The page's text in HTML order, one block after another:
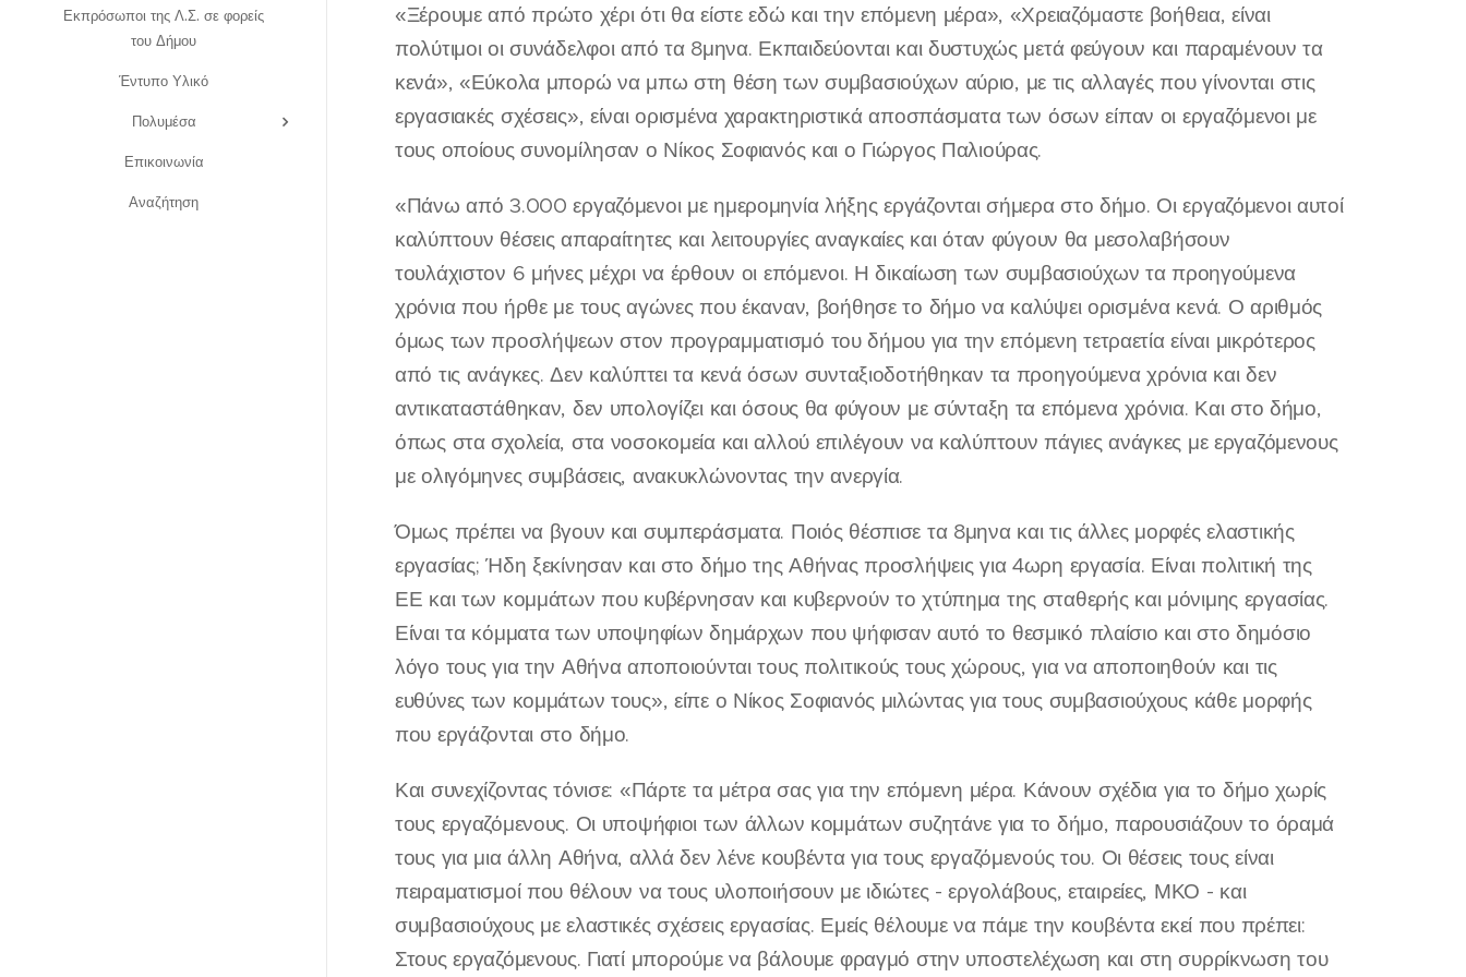
Εκπρόσωποι της Λ.Σ. σε φορείς
του Δήμου
Έντυπο Υλικό
Πολυμέσα
Επικοινωνία
Αναζήτηση
«Ξέρουμε από πρώτο χέρι ότι θα είστε εδώ και την επόμενη μέρα», «Χρειαζόμαστε βοήθεια, είναι
πολύτιμοι οι συνάδελφοι από τα 8μηνα. Εκπαιδεύονται και δυστυχώς μετά φεύγουν και παραμένουν τα
κενά», «Εύκολα μπορώ να μπω στη θέση των συμβασιούχων αύριο, με τις αλλαγές που γίνονται στις
εργασιακές σχέσεις», είναι ορισμένα χαρακτηριστικά αποσπάσματα των όσων είπαν οι εργαζόμενοι με
τους οποίους συνομίλησαν ο Νίκος Σοφιανός και ο Γιώργος Παλιούρας.
«Πάνω από 3.000 εργαζόμενοι με ημερομηνία λήξης εργάζονται σήμερα στο δήμο. Οι εργαζόμενοι αυτοί
καλύπτουν θέσεις απαραίτητες και λειτουργίες αναγκαίες και όταν φύγουν θα μεσολαβήσουν
τουλάχιστον 6 μήνες μέχρι να έρθουν οι επόμενοι. Η δικαίωση των συμβασιούχων τα προηγούμενα
χρόνια που ήρθε με τους αγώνες που έκαναν, βοήθησε το δήμο να καλύψει ορισμένα κενά. Ο αριθμός
όμως των προσλήψεων στον προγραμματισμό του δήμου για την επόμενη τετραετία είναι μικρότερος
από τις ανάγκες. Δεν καλύπτει τα κενά όσων συνταξιοδοτήθηκαν τα προηγούμενα χρόνια και δεν
αντικαταστάθηκαν, δεν υπολογίζει και όσους θα φύγουν με σύνταξη τα επόμενα χρόνια. Και στο δήμο,
όπως στα σχολεία, στα νοσοκομεία και αλλού επιλέγουν να καλύπτουν πάγιες ανάγκες με εργαζόμενους
με ολιγόμηνες συμβάσεις, ανακυκλώνοντας την ανεργία.
Όμως πρέπει να βγουν και συμπεράσματα. Ποιός θέσπισε τα 8μηνα και τις άλλες μορφές ελαστικής
εργασίας; Ήδη ξεκίνησαν και στο δήμο της Αθήνας προσλήψεις για 4ωρη εργασία. Είναι πολιτική της
ΕΕ και των κομμάτων που κυβέρνησαν και κυβερνούν το χτύπημα της σταθερής και μόνιμης εργασίας.
Είναι τα κόμματα των υποψηφίων δημάρχων που ψήφισαν αυτό το θεσμικό πλαίσιο και στο δημόσιο
λόγο τους για την Αθήνα αποποιούνται τους πολιτικούς τους χώρους, για να αποποιηθούν και τις
ευθύνες των κομμάτων τους», είπε ο Νίκος Σοφιανός μιλώντας για τους συμβασιούχους κάθε μορφής
που εργάζονται στο δήμο.
Και συνεχίζοντας τόνισε: «Πάρτε τα μέτρα σας για την επόμενη μέρα. Κάνουν σχέδια για το δήμο χωρίς
τους εργαζόμενους. Οι υποψήφιοι των άλλων κομμάτων συζητάνε για το δήμο, παρουσιάζουν το όραμά
τους για μια άλλη Αθήνα, αλλά δεν λένε κουβέντα για τους εργαζόμενούς του. Οι θέσεις τους είναι
πειραματισμοί που θέλουν να τους υλοποιήσουν με ιδιώτες - εργολάβους, εταιρείες, ΜΚΟ - και
συμβασιούχους με ελαστικές σχέσεις εργασίας. Εμείς θέλουμε να πάμε την κουβέντα εκεί που πρέπει:
Στους εργαζόμενους. Γιατί μπορούμε να βάλουμε φραγμό στην υποστελέχωση και στη συρρίκνωση του